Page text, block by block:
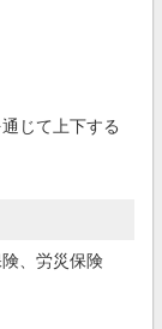
じて上下する
、労災保険